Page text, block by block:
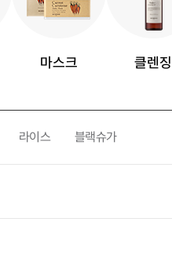
마스크 클렌징
라이스 블랙슈가